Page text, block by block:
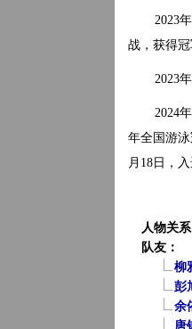
2023
战，获得
2023
2024
年全国游
月18日，
人物关系
队友：
柳
彭
余
唐